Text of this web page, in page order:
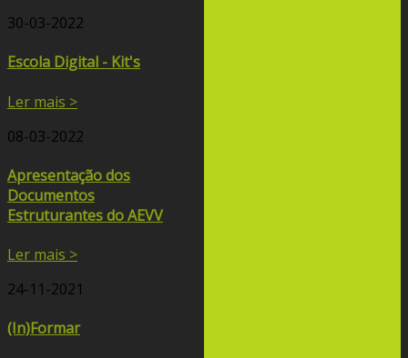
30-03-2022
Escola Digital - Kit's
Ler mais >
08-03-2022
Apresentação dos
Documentos
Estruturantes do AEVV
Ler mais >
24-11-2021
(In)Formar